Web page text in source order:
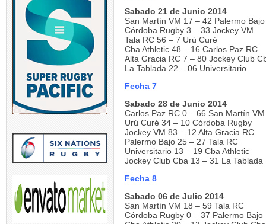
Sabado 21 de Junio 2014
San Martín VM 17 – 42 Palermo Bajo
Córdoba Rugby 3 – 33 Jockey VM
Tala RC 56 – 7 Urú Curé
Cba Athletic 48 – 16 Carlos Paz RC
Alta Gracia RC 7 – 80 Jockey Club
La Tablada 22 – 06 Universitario
Fecha 7
Sabado 28 de Junio 2014
Carlos Paz RC 0 – 66 San Martín VM
Urú Curé 34 – 10 Córdoba Rugby
Jockey VM 83 – 12 Alta Gracia RC
Palermo Bajo 25 – 27 Tala RC
Universitario 13 – 19 Cba Athletic
Jockey Club Cba 13 – 31 La Tablada
Fecha 8
Sabado 06 de Julio 2014
San Martín VM 18 – 59 Tala RC
Córdoba Rugby 0 – 37 Palermo Bajo